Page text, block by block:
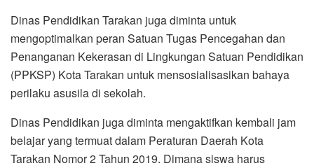
Dinas Pendidikan Tarakan juga diminta untuk
mengoptimalkan peran Satuan Tugas Pencegahan dan
Penanganan Kekerasan di Lingkungan Satuan Pendidikan
(PPKSP) Kota Tarakan untuk mensosialisasikan bahaya
perilaku asusila di sekolah.
Dinas Pendidikan juga diminta mengaktifkan kembali jam
belajar yang termuat dalam Peraturan Daerah Kota
Tarakan Nomor 2 Tahun 2019. Dimana siswa harus